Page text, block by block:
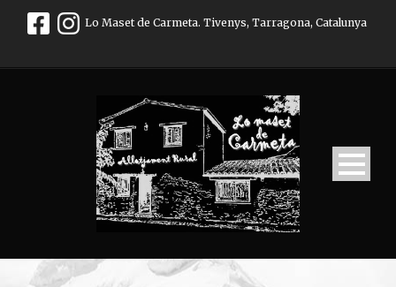
Lo Maset de Carmeta. Tivenys, Tarragona, Catalunya